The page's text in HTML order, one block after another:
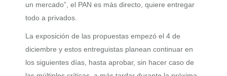
un mercado”, el PAN es más directo, quiere entregar
todo a privados.
La exposición de las propuestas empezó el 4 de
diciembre y estos entreguistas planean continuar en
los siguientes días, hasta aprobar, sin hacer caso de